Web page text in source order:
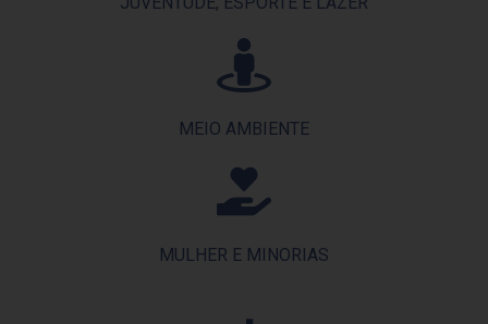
MEIO AMBIENTE
MULHER E MINORIAS